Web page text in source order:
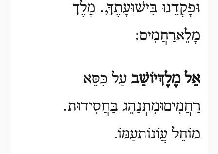
וּפָקְדֵנוּ בִּישׁוּעָתֶךָ,. מֶלֶך
מָלֵארַחֲמִים:
אֵל מֶלֶךְיוֹשֵׁב עַל כִּסֵּא
רַחֲמִיםוּמִתְנַהֵג בַּחֲסִידוּת.
מוֹחֵל עֲוֹנוֹתעַמּוֹ.